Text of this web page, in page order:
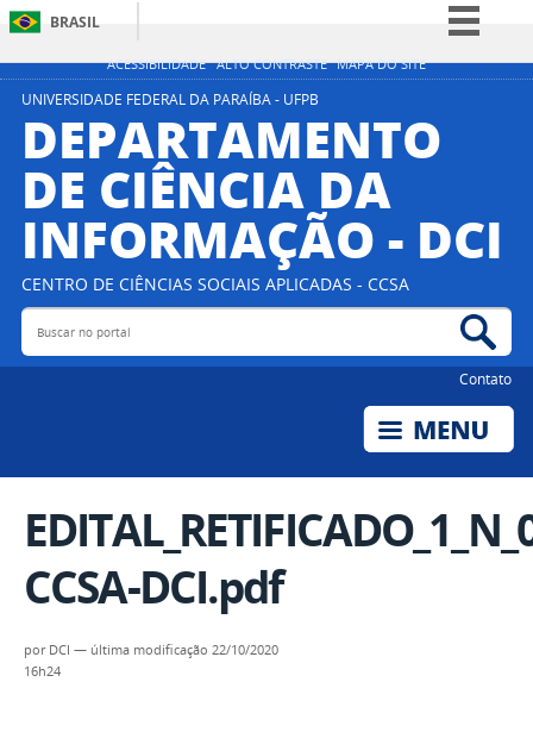
ACESSIBILIDADE ALTO CONTRASTE MAPA DO SITE
BRASIL
Simplifique!
Participe
Acesso à informação
Legislação
Canais
UNIVERSIDADE FEDERAL DA PARAÍBA - UFPB
DEPARTAMENTO
DE CIÊNCIA DA
INFORMAÇÃO - DCI
CENTRO DE CIÊNCIAS SOCIAIS APLICADAS - CCSA
Buscar no portal
Contato
CCSA-DCI.pdf
por DCI — última modificação 22/10/2020
16h24